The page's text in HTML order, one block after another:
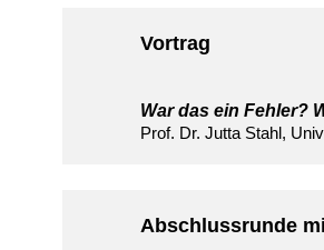
Vortrag
War das ein Fehler?
Prof. Dr. Jutta Stahl,
Abschlussrunde